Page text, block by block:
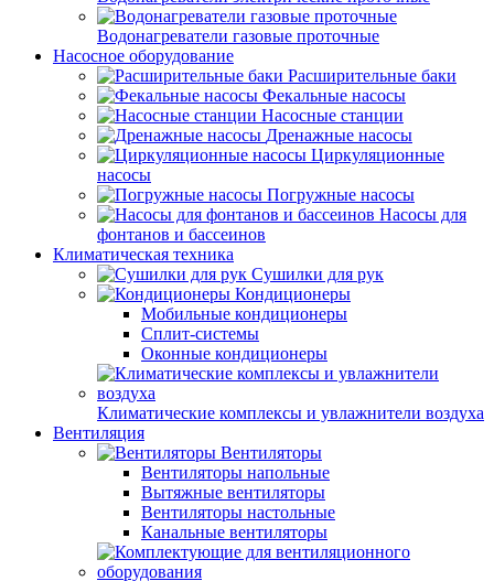
Водонагреватели газовые проточные
Насосное оборудование
Расширительные баки
Фекальные насосы
Насосные станции
Дренажные насосы
Циркуляционные
насосы
Погружные насосы
Насосы для
фонтанов и бассеинов
Климатическая техника
Сушилки для рук
Кондиционеры
Мобильные кондиционеры
Сплит-системы
Оконные кондиционеры
Климатические комплексы и увлажнители воздуха
Вентиляция
Вентиляторы
Вентиляторы напольные
Вытяжные вентиляторы
Вентиляторы настольные
Канальные вентиляторы